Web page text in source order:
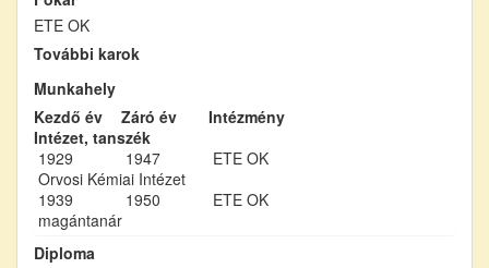
ETE OK
További karok
Munkahely
Kezdő év
Záró év
Intézmény
Intézet, tanszék
1929
1947
ETE OK
Orvosi Kémiai Intézet
1939
1950
ETE OK
magántanár
Diploma